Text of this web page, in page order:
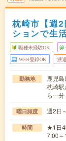
枕崎市【週
ションで生
職種未経験OK
WEB登録OK 派遣
勤務地
鹿児
枕崎
ら---分
曜日頻度 週2日
時間
★1日4
7:00